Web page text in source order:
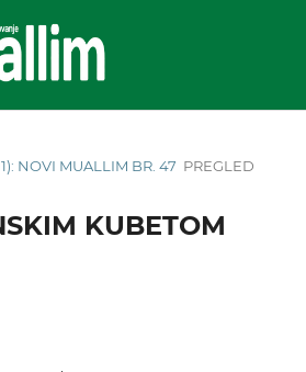
NOVI MUALLIM BR. 47 PREGLED
KUBETOM